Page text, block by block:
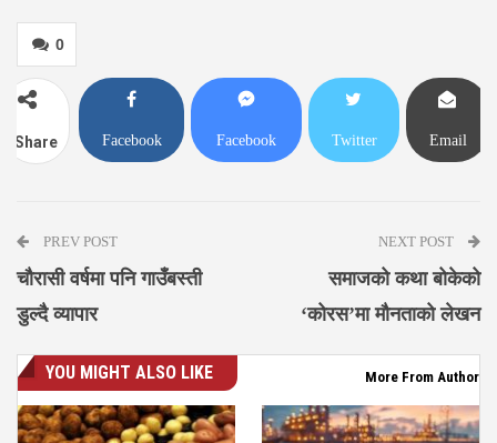
0
Share Facebook Facebook Twitter Email
PREV POST
चौरासी वर्षमा पनि गाउँबस्ती
डुल्दै व्यापार
NEXT POST
समाजको कथा बोकेको
‘कोरस’मा मौनताको लेखन
YOU MIGHT ALSO LIKE More From Author